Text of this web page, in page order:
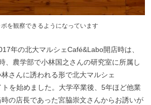
を観察できるようになっています
年の北大マルシェCafé&Labo開店時は、
、農学部で小林国之さんの研究室に所属し
さんに誘われる形で北大マルシェ
を始めました。大学卒業後、5年ほど他業
の店長であった宮脇崇文さんからお誘いが